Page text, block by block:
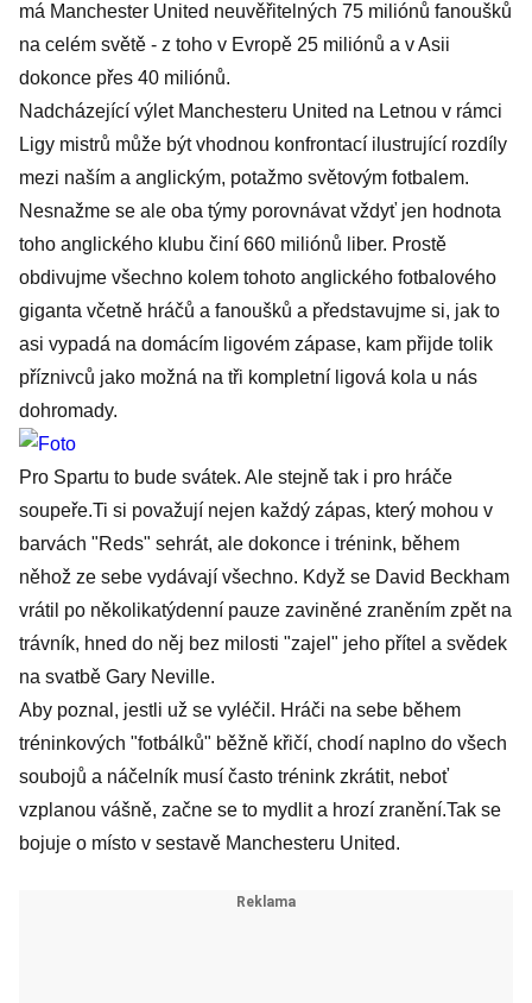
má Manchester United neuvěřitelných 75 miliónů fanoušků
na celém světě - z toho v Evropě 25 miliónů a v Asii
dokonce přes 40 miliónů.
Nadcházející výlet Manchesteru United na Letnou v rámci
Ligy mistrů může být vhodnou konfrontací ilustrující rozdíly
mezi naším a anglickým, potažmo světovým fotbalem.
Nesnažme se ale oba týmy porovnávat vždyť jen hodnota
toho anglického klubu činí 660 miliónů liber. Prostě
obdivujme všechno kolem tohoto anglického fotbalového
giganta včetně hráčů a fanoušků a představujme si, jak to
asi vypadá na domácím ligovém zápase, kam přijde tolik
příznivců jako možná na tři kompletní ligová kola u nás
dohromady.
Pro Spartu to bude svátek. Ale stejně tak i pro hráče
soupeře.Ti si považují nejen každý zápas, který mohou v
barvách "Reds" sehrát, ale dokonce i trénink, během
něhož ze sebe vydávají všechno. Když se David Beckham
vrátil po několikatýdenní pauze zaviněné zraněním zpět na
trávník, hned do něj bez milosti "zajel" jeho přítel a svědek
na svatbě Gary Neville.
Aby poznal, jestli už se vyléčil. Hráči na sebe během
tréninkových "fotbálků" běžně křičí, chodí naplno do všech
soubojů a náčelník musí často trénink zkrátit, neboť
vzplanou vášně, začne se to mydlit a hrozí zranění.Tak se
bojuje o místo v sestavě Manchesteru United.